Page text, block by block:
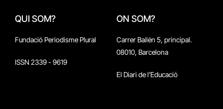
QUI SOM?
Fundació Periodisme Plural
ISSN 2339 - 9619
ON SOM?
Carrer Bailén 5, principal.
08010, Barcelona
El Diari de l'Educació